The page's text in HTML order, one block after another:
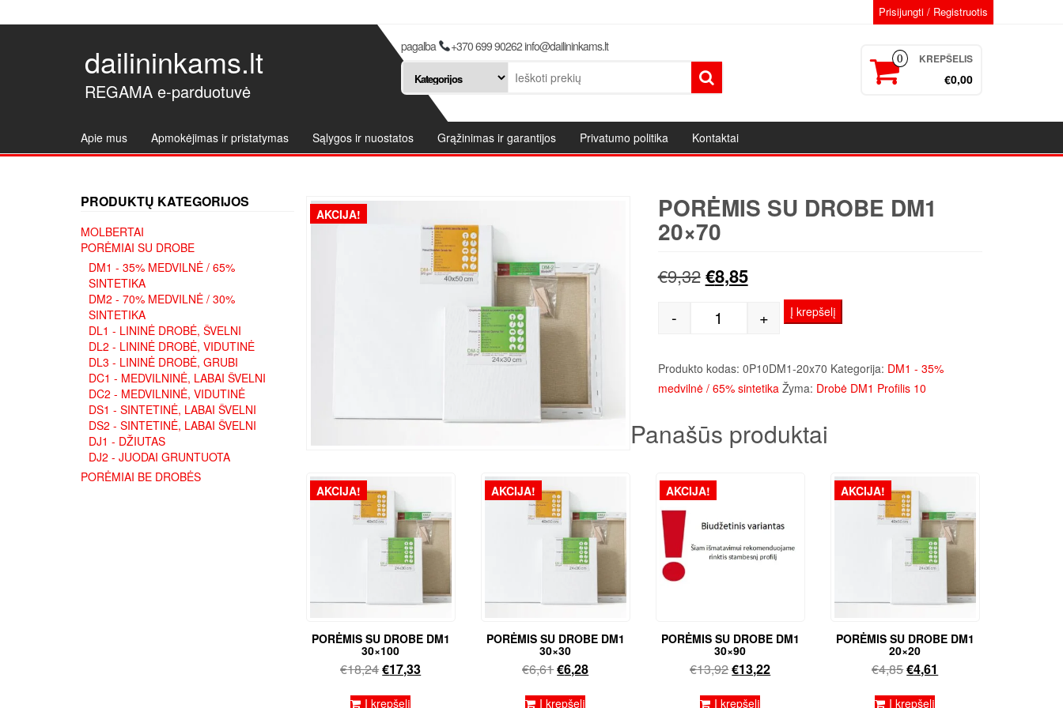
Prisijungti / Registruotis
dailininkams.lt
REGAMA e-parduotuvė
pagalba +370 699 90262 info@dailininkams.lt
0 KREPŠELIS
€0,00
Apie mus Apmokėjimas ir pristatymas Sąlygos ir nuostatos Grąžinimas ir garantijos Privatumo politika Kontaktai
PRODUKTŲ KATEGORIJOS
MOLBERTAI
PORĖMIAI SU DROBE
DM1 - 35% MEDVILNĖ / 65%
SINTETIKA
DM2 - 70% MEDVILNĖ / 30%
SINTETIKA
DL1 - LININĖ DROBĖ, ŠVELNI
DL2 - LININĖ DROBĖ, VIDUTINĖ
DL3 - LININĖ DROBĖ, GRUBI
DC1 - MEDVILNINĖ, LABAI ŠVELNI
DC2 - MEDVILNINĖ, VIDUTINĖ
DS1 - SINTETINĖ, LABAI ŠVELNI
DS2 - SINTETINĖ, LABAI ŠVELNI
DJ1 - DŽIUTAS
DJ2 - JUODAI GRUNTUOTA
PORĖMIAI BE DROBĖS
AKCIJA! PORĖMIS SU DROBE DM1
20×70
€9,32 Original
€9,32.
€8,85Current
price
€8,85.
produkto kiekis: Porėmis su drobe DM1 20x70
- + Į krepšelį
Produkto kodas: 0P10DM1-20x70 Kategorija: DM1 - 35%
medvilnė / 65% sintetika Žyma: Drobė DM1 Profilis 10
Panašūs produktai
AKCIJA!
PORĖMIS SU DROBE DM1
30×100
€18,24Original
was:
€17,33Current
Į krepšelį
AKCIJA!
PORĖMIS SU DROBE DM1
30×30
€6,61Original
was:
€6,28Current
Į krepšelį
AKCIJA!
PORĖMIS SU DROBE DM1
30×90
€13,92Original
was:
€13,22Current
Į krepšelį
AKCIJA!
PORĖMIS SU DROBE DM1
20×20
€4,85Original
was:
€4,61
Į krepšelį